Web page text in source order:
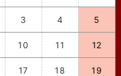
3 4 5
10 11 12
17 18 19